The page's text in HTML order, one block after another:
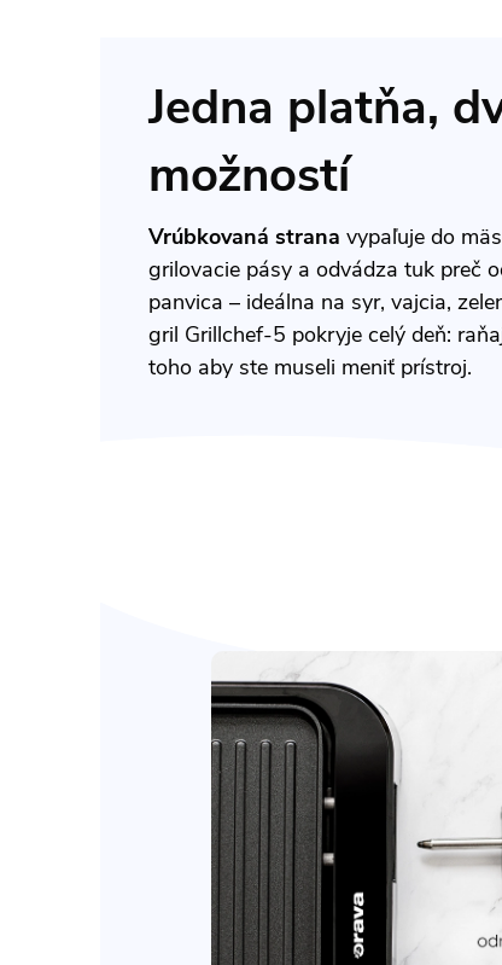
Jedna platňa,
možností
Vrúbkovaná strana vypaľuje do
grilovacie pásy a odvádza tuk preč
panvica – ideálna na syr, vajcia,
gril Grillchef-5 pokryje celý deň:
toho aby ste museli meniť prístroj.